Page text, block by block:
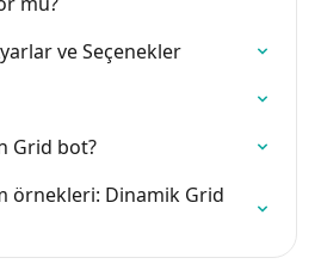
ve Seçenekler
Grid bot?
örnekleri: Dinamik Grid